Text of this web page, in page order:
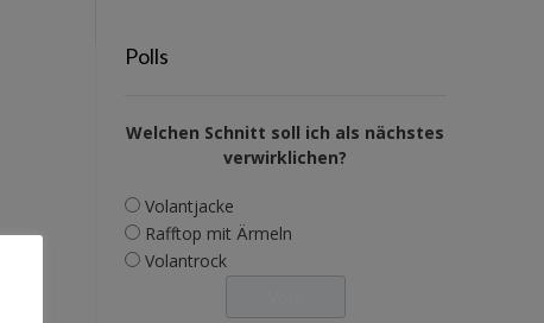
Polls
Welchen Schnitt soll ich als nächstes
verwirklichen?
Volantjacke
Rafftop mit Ärmeln
Volantrock